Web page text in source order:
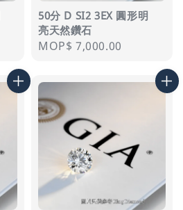
50分 D SI2 3EX 圓形明
亮天然鑽石
Regular
MOP$ 7,000.00